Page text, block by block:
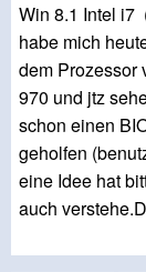
Win 8.1 Intel i7
habe mich
dem Prozessor
970 und jtz
schon einen
geholfen
eine Idee hat
auch